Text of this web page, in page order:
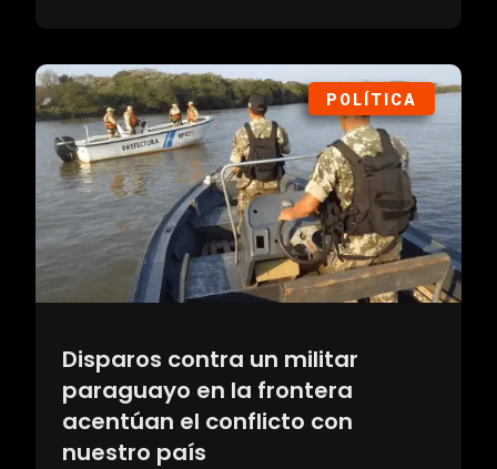
POLÍTICA
Disparos contra un militar
paraguayo en la frontera
acentúan el conflicto con
nuestro país